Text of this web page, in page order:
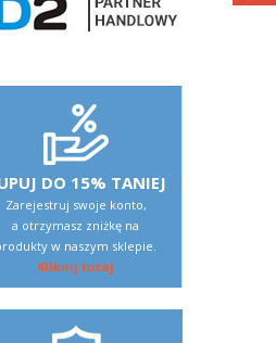
DO 15% TANIEJ
Zarejestruj swoje konto,
a otrzymasz zniżkę na
w naszym sklepie.
Kliknij tutaj